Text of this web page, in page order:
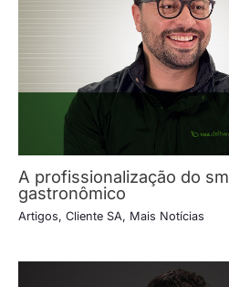
A profissionalização do
gastronômico
Artigos, Cliente SA, Mais Notícias